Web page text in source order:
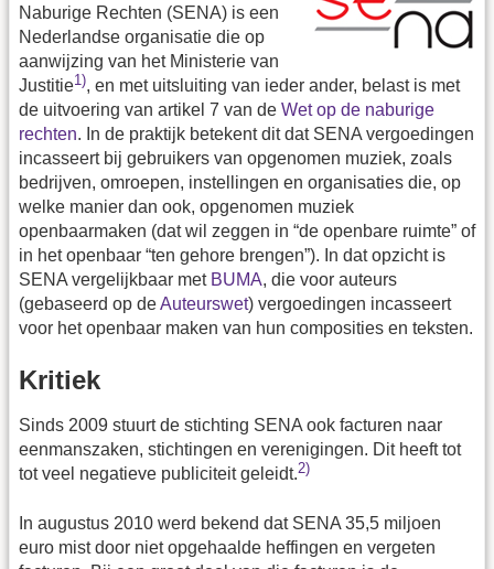
Naburige Rechten (SENA) is een
Nederlandse organisatie die op
aanwijzing van het Ministerie van
Justitie1), en met uitsluiting van ieder ander, belast is met
de uitvoering van artikel 7 van de Wet op de naburige
rechten. In de praktijk betekent dit dat SENA vergoedingen
incasseert bij gebruikers van opgenomen muziek, zoals
bedrijven, omroepen, instellingen en organisaties die, op
welke manier dan ook, opgenomen muziek
openbaarmaken (dat wil zeggen in “de openbare ruimte” of
in het openbaar “ten gehore brengen”). In dat opzicht is
SENA vergelijkbaar met BUMA, die voor auteurs
(gebaseerd op deAuteurswet) vergoedingen incasseert
voor het openbaar maken van hun composities en teksten.
Kritiek
Sinds 2009 stuurt de stichting SENA ook facturen naar
eenmanszaken, stichtingen en verenigingen. Dit heeft tot
tot veel negatieve publiciteit geleidt.2)
In augustus 2010 werd bekend dat SENA 35,5 miljoen
euro mist door niet opgehaalde heffingen en vergeten